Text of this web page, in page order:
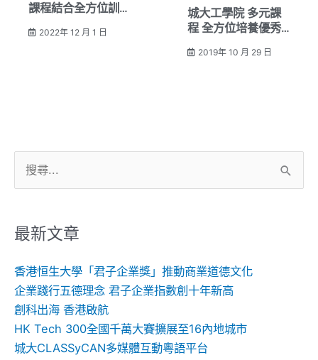
課程結合全方位訓練
才 2022年 12 月 1 日
城大工學院 多元課
程 全方位培養優秀
2019年 10 月 29 日
尋
鍵
最新文章
香港恒生大學「君子企業獎」推動商業道德文化
企業踐行五德理念 君子企業指數創十年新高
創科出海 香港啟航
HK Tech 300全國千萬大賽擴展至16內地城市
城大CLASSyCAN多媒體互動粵語平台